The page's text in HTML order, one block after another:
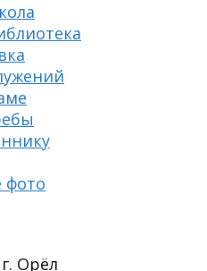
фото
Орёл